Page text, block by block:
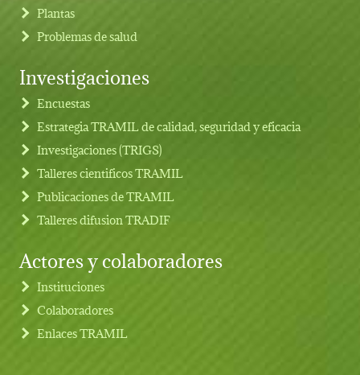
Footer menu
Plantas
Problemas de salud
Investigaciones
Encuestas
Estrategia TRAMIL de calidad, seguridad y eficacia
Investigaciones (TRIGS)
Talleres cientificos TRAMIL
Publicaciones de TRAMIL
Talleres difusion TRADIF
Actores y colaboradores
Instituciones
Colaboradores
Enlaces TRAMIL